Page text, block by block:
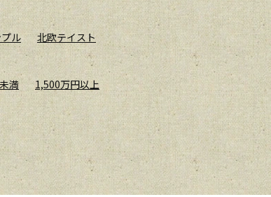
ル 北欧テイスト
満 1,500万円以上